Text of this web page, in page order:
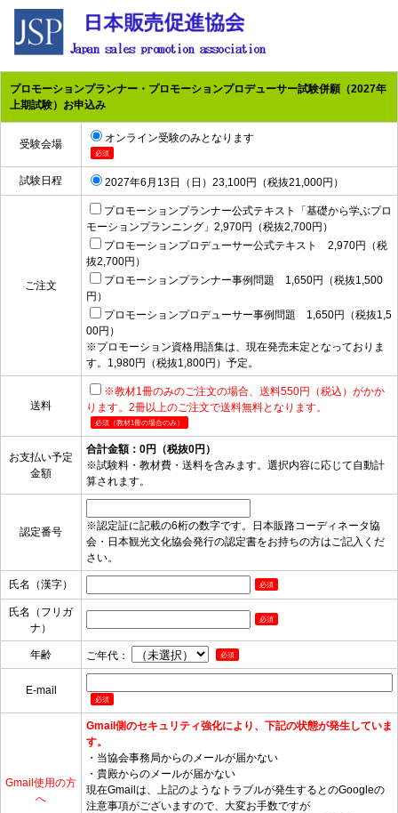
プロモーションプランナー・プロモーションプロデューサー試験併願（2027年
上期試験）お申込み
受験会場 オンライン受験のみとなります
必須
試験日程 2027年6月13日（日）23,100円（税抜21,000円）
ご注文
プロモーションプランナー公式テキスト「基礎から学ぶプロ
モーションプランニング」2,970円（税抜2,700円）
プロモーションプロデューサー公式テキスト 2,970円（税
抜2,700円）
プロモーションプランナー事例問題 1,650円（税抜1,500
円）
プロモーションプロデューサー事例問題 1,650円（税抜1,5
00円）
※プロモーション資格用語集は、現在発売未定となっておりま
す。1,980円（税抜1,800円）予定。
送料
※教材1冊のみのご注文の場合、送料550円（税込）がかか
ります。2冊以上のご注文で送料無料となります。
必須（教材1冊の場合のみ）
お支払い予定
金額
合計金額： 0円（税抜0円）
※試験料・教材費・送料を含みます。選択内容に応じて自動計
算されます。
認定番号
※認定証に記載の6桁の数字です。日本販路コーディネータ協
会・日本観光文化協会発行の認定書をお持ちの方はご記入くだ
さい。
氏名（漢字） 必須
氏名（フリガ
ナ）
必須
年齢 ご年代： 必須
E-mail
必須
Gmail使用の方
へ
Gmail側のセキュリティ強化により、下記の状態が発生していま
す。
・当協会事務局からのメールが届かない
・貴殿からのメールが届かない
現在Gmailは、上記のようなトラブルが発生するとのGoogleの
注意事項がございますので、大変お手数ですが